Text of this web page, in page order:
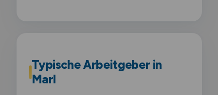
Typische Arbeitgeber in
Marl